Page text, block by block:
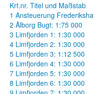
Krt.nr. Titel und Maßstab
1 Ansteuerung
2 Ålborg Bugt: 1:75 000
3 Limfjorden 1: 1:30 000
4 Limfjorden 2: 1:30 000
5 Limfjorden 3: 1:12 500
6 Limfjorden 4: 1:30 000
7 Limfjorden 5: 1:30 000
8 Limfjorden 6: 1:30 000